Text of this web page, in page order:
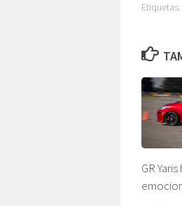
Etiquetas:
GR